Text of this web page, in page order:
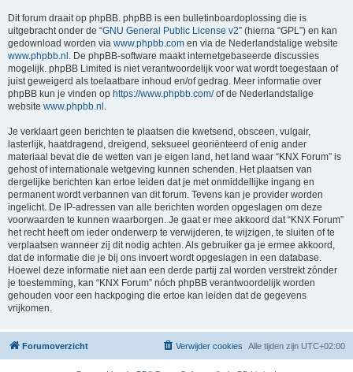
Dit forum draait op phpBB. phpBB is een bulletinboardoplossing die is
uitgebracht onder de “GNU General Public License v2” (hierna “GPL”) en kan
gedownload worden via www.phpbb.com en via de Nederlandstalige website
www.phpbb.nl . De phpBB-software maakt internetgebaseerde discussies
mogelijk. phpBB Limited is niet verantwoordelijk voor wat wordt toegestaan of
juist geweigerd als toelaatbare inhoud en/of gedrag. Meer informatie over
phpBB kun je vinden op https://www.phpbb.com/of de Nederlandstalige
website www.phpbb.nl .
Je verklaart geen berichten te plaatsen die kwetsend, obsceen, vulgair,
lasterlijk, haatdragend, dreigend, seksueel georiënteerd of enig ander
materiaal bevat die de wetten van je eigen land, het land waar “KNX Forum” is
gehost of internationale wetgeving kunnen schenden. Het plaatsen van
dergelijke berichten kan ertoe leiden dat je met onmiddellijke ingang en
permanent wordt verbannen van dit forum. Tevens kan je provider worden
ingelicht. De IP-adressen van alle berichten worden opgeslagen om deze
voorwaarden te kunnen waarborgen. Je gaat er mee akkoord dat “KNX Forum”
het recht heeft om ieder onderwerp te verwijderen, te wijzigen, te sluiten of te
verplaatsen wanneer zij dit nodig achten. Als gebruiker ga je ermee akkoord,
dat de informatie die je bij ons invoert wordt opgeslagen in een database.
Hoewel deze informatie niet aan een derde partij zal worden verstrekt zónder
je toestemming, kan “KNX Forum” nóch phpBB verantwoordelijk worden
gehouden voor een hackpoging die ertoe kan leiden dat de gegevens
vrijkomen.
Forumoverzicht Alle tijden zijn UTC+02:00
Verwijder cookies